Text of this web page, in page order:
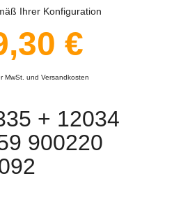
Ihrer Konfiguration
€
MwSt. und Versandkosten
+ 12034
900220